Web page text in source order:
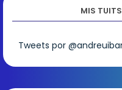
MIS
Tweets por